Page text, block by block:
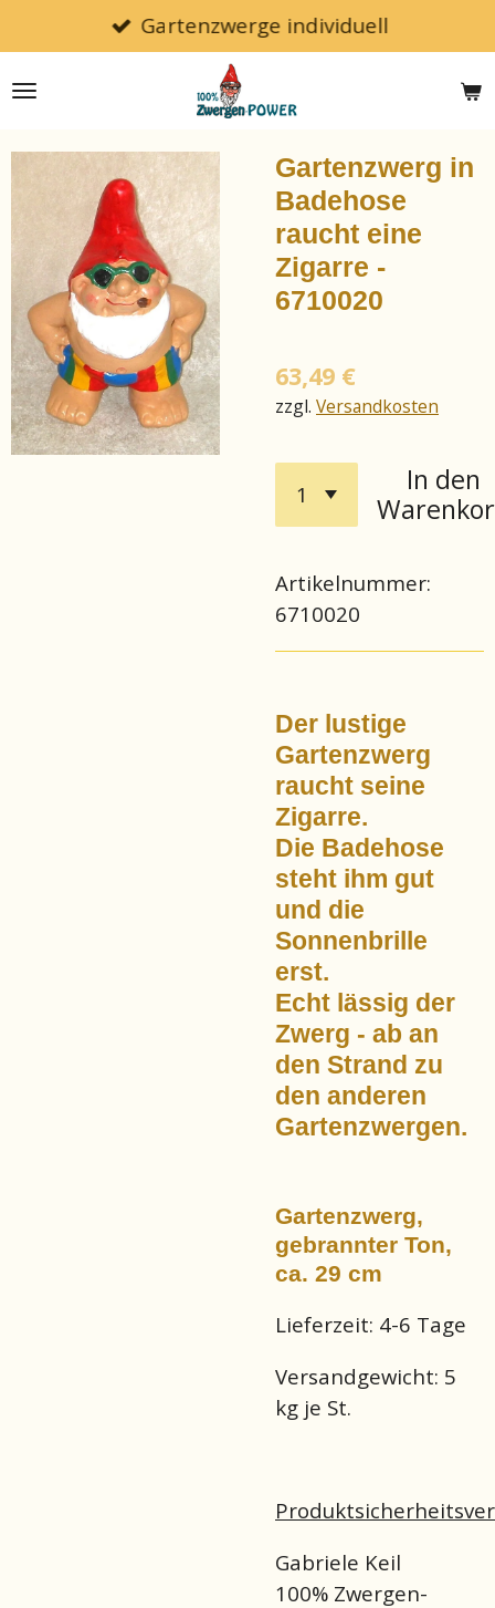
Hauptinhalt
springen
Gartenzwerge individuell
Gartenzwerg in
Badehose
raucht eine
Zigarre -
6710020
63,49 €
zzgl. Versandkosten
In den
Artikelnummer:
6710020
Der lustige
Gartenzwerg
raucht seine
Zigarre.
Die Badehose
steht ihm gut
und die
Sonnenbrille
erst.
Echt lässig der
Zwerg - ab an
den Strand zu
den anderen
Gartenzwergen.
Gartenzwerg,
gebrannter Ton,
ca. 29 cm
Lieferzeit: 4-6 Tage
Versandgewicht: 5
kg je St.
Gabriele Keil
100% Zwergen-